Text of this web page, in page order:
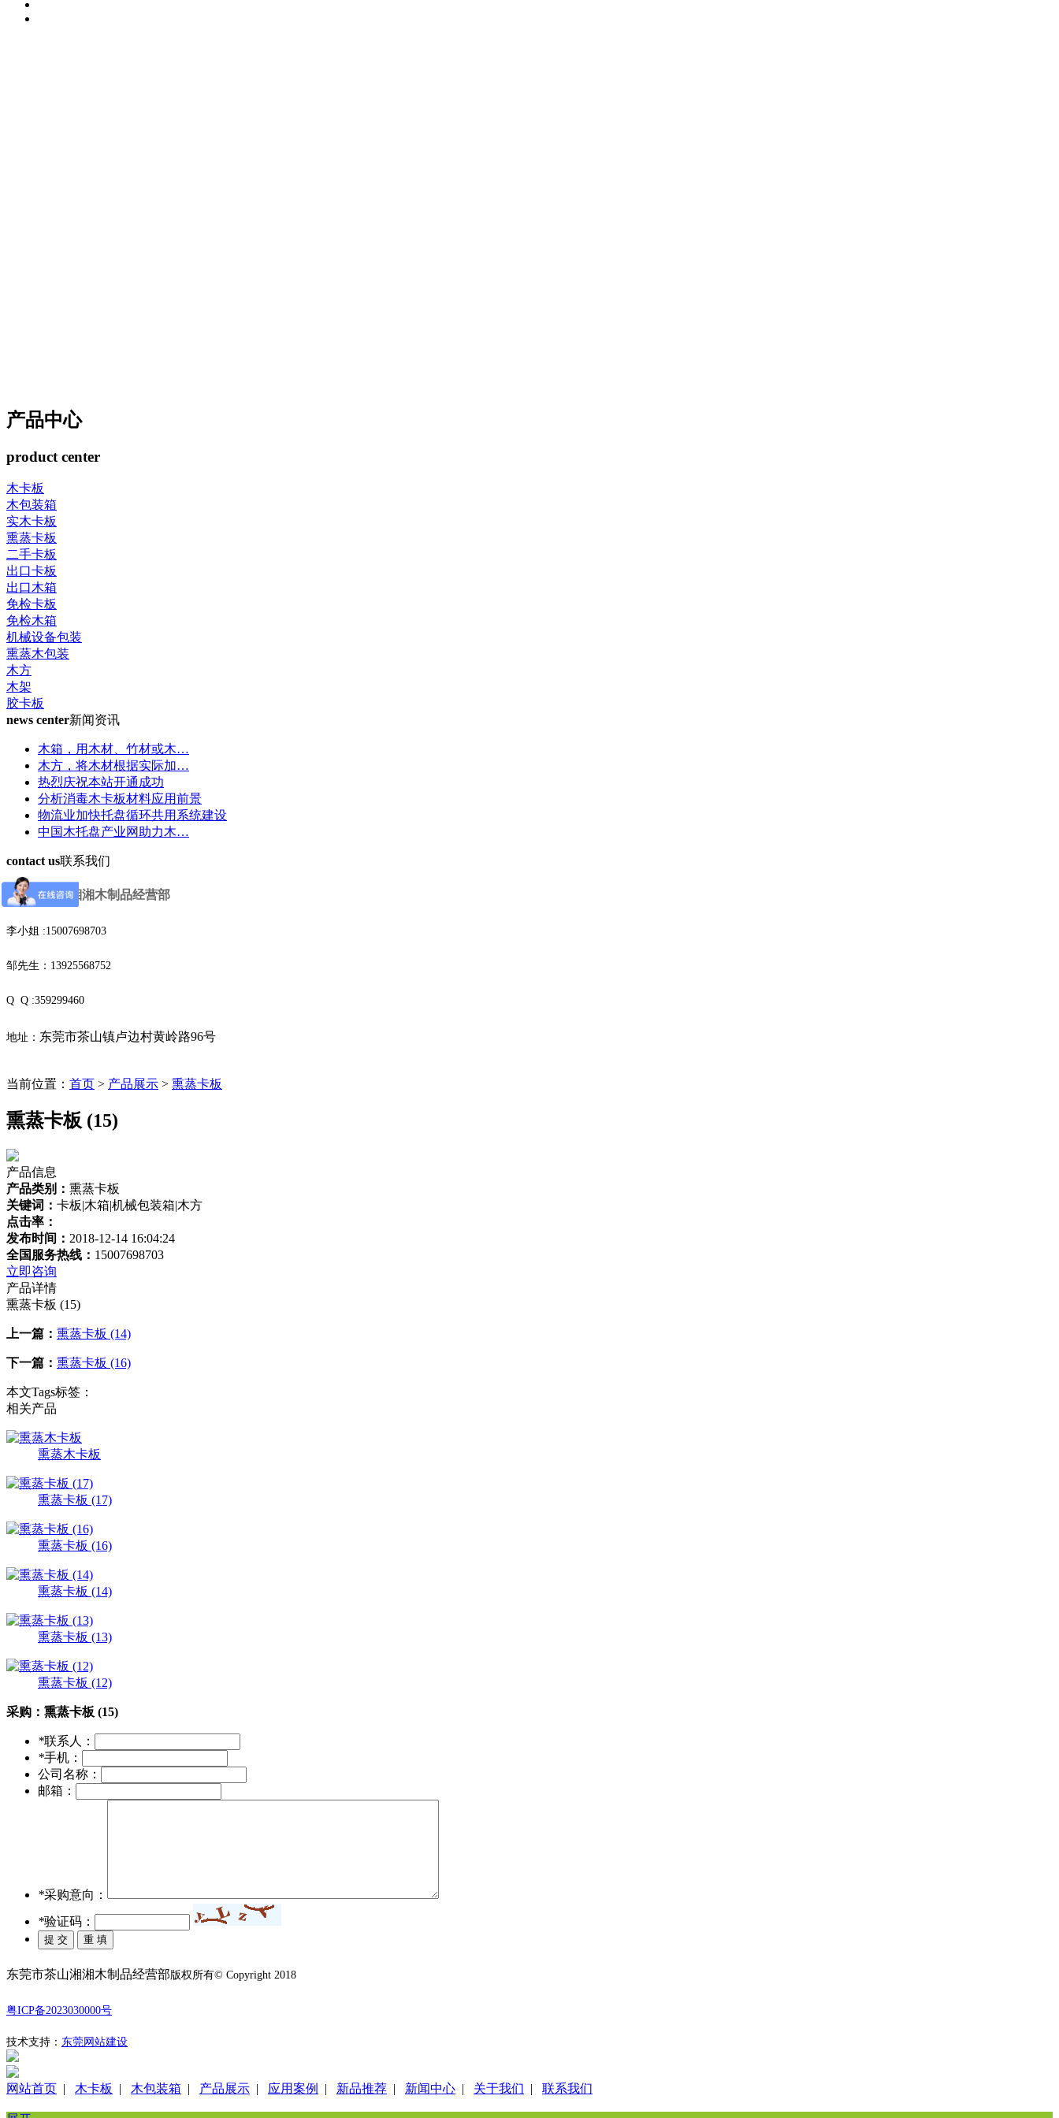
产品中心
product center
木卡板
木包装箱
实木卡板
熏蒸卡板
二手卡板
出口卡板
出口木箱
免检卡板
免检木箱
机械设备包装
熏蒸木包装
木方
木架
胶卡板
news center新闻资讯
木箱，用木材、竹材或木…
木方，将木材根据实际加…
热烈庆祝本站开通成功
分析消毒木卡板材料应用前景
物流业加快托盘循环共用系统建设
中国木托盘产业网助力木…
contact us联系我们
东莞市茶山湘湘木制品经营部
李小姐 :15007698703
邹先生：13925568752
Q Q :359299460
地址： 东莞市茶山镇卢边村黄岭路96号
当前位置： 首页 > 产品展示 > 熏蒸卡板
熏蒸卡板 (15)
产品信息
产品类别： 熏蒸卡板
关键词： 卡板|木箱|机械包装箱|木方
点击率：
发布时间： 2018-12-14 16:04:24
全国服务热线： 15007698703
立即咨询
产品详情
熏蒸卡板 (15)
上一篇： 熏蒸卡板 (14)
下一篇： 熏蒸卡板 (16)
本文Tags标签：
相关产品
熏蒸木卡板
熏蒸卡板 (17)
熏蒸卡板 (16)
熏蒸卡板 (14)
熏蒸卡板 (13)
熏蒸卡板 (12)
采购： 熏蒸卡板 (15)
*联系人：
*手机：
公司名称：
邮箱：
*采购意向：
*验证码：
东莞市茶山湘湘木制品经营部版权所有© Copyright 2018
粤ICP备2023030000号
技术支持： 东莞网站建设
网站首页 | 木卡板 | 木包装箱 | 产品展示 | 应用案例 | 新品推荐 | 新闻中心 | 关于我们 | 联系我们